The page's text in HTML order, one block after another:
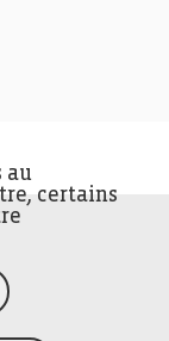
écho
au
certains